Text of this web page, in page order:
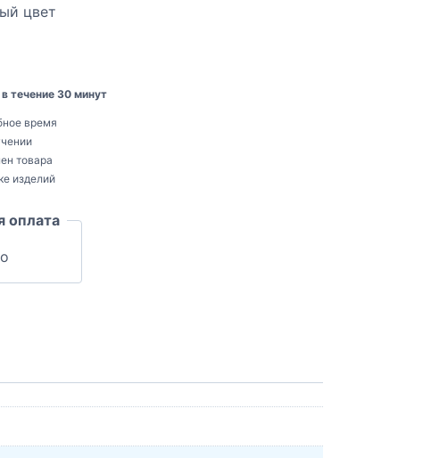
цвет
течение 30 минут
время
товара
изделий
оплата